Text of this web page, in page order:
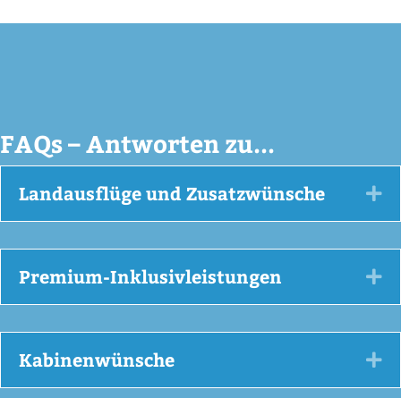
FAQs – Antworten zu...
Landausflüge und Zusatzwünsche
Premium-Inklusivleistungen
Kabinenwünsche